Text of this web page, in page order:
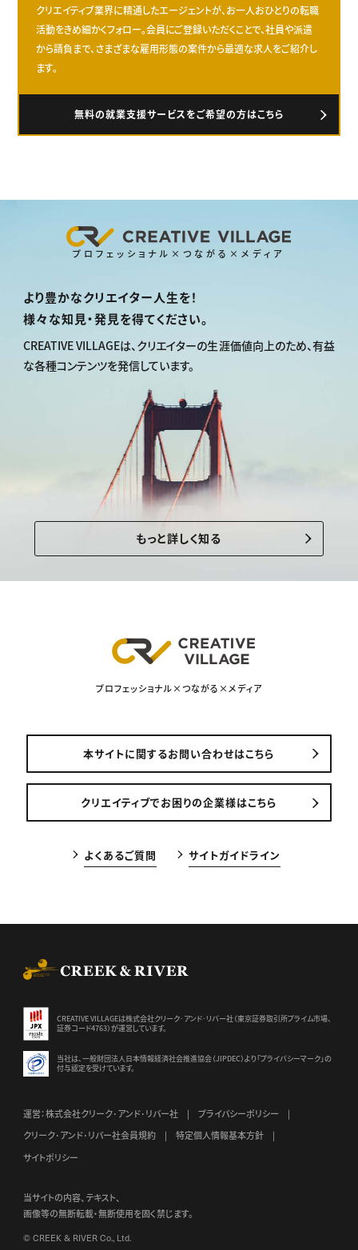
クリエイティブ業界に精通したエージェントが、お一人おひとりの転職
活動をきめ細かくフォロー。会員にご登録いただくことで、社員や派遣
から請負まで、さまざまな雇用形態の案件から最適な求人をご紹介し
ます。
無料の就業支援サービスをご希望の方はこちら
プロフェッショナル×つながる×メディア
より豊かなクリエイター人生を！
様々な知見・発見を得てください。
CREATIVE VILLAGEは、 クリエイターの生涯価値向上のため、有益
な各種コンテンツを発信しています。
もっと詳しく知る
プロフェッショナル×つながる×メディア
本サイトに関するお問い合わせはこちら
クリエイティブでお困りの企業様はこちら
よくあるご質問 サイトガイドライン
CREATIVE VILLAGEは株式会社クリーク･アンド･リバー社（東京証券取引所プライム市場、
証券コード4763）が運営しています。
当社は、一般財団法人日本情報経済社会推進協会（JIPDEC）より 「プライバシーマーク」の
付与認定を受けています。
運営：株式会社クリーク･アンド･リバー社
プライバシーポリシー
クリーク･アンド･リバー社会員規約
特定個人情報基本方針
サイトポリシー
当サイトの内容、テキスト、
画像等の無断転載・無断使用を固く禁じます。
© CREEK & RIVER Co., Ltd.